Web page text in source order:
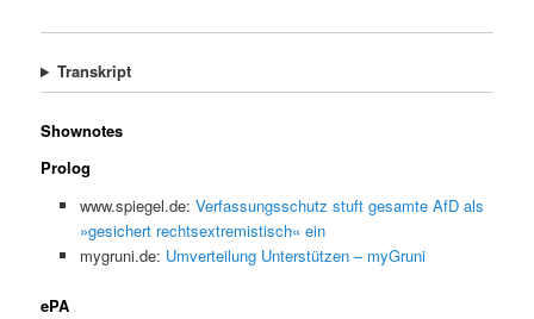
Transkript
Shownotes
Prolog
www.spiegel.de: Verfassungsschutz stuft gesamte AfD als
»gesichert rechtsextremistisch« ein
mygruni.de: Umverteilung Unterstützen – myGruni
ePA